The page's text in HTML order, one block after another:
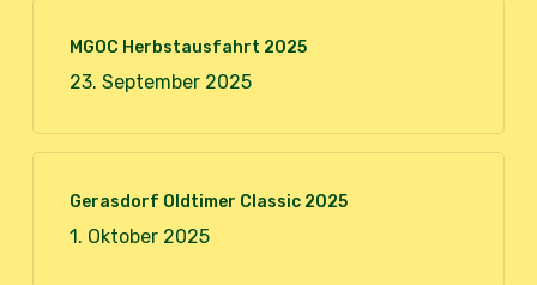
MGOC Herbstausfahrt 2025
23. September 2025
Gerasdorf Oldtimer Classic 2025
1. Oktober 2025